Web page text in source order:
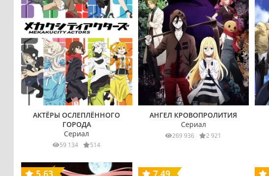
АКТЁРЫ ОСЛЕПЛЁННОГО
ГОРОДА
Сериал
59 134 514
АНГЕЛ КРОВОПРОЛИТИЯ
Сериал
269 936 2 921
5.63 7.49